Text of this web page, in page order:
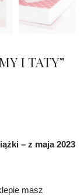
I TATY”
– z maja 2023
masz